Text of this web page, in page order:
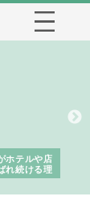
ホテルや店
れ続ける理